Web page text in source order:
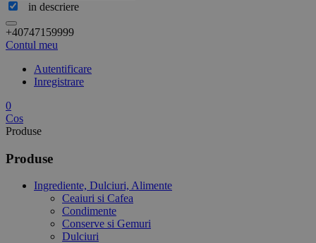
in descriere
+40747159999
Contul meu
Autentificare
Inregistrare
0
Cos
Produse
Produse
Ingrediente, Dulciuri, Alimente
Ceaiuri si Cafea
Condimente
Conserve si Gemuri
Dulciuri